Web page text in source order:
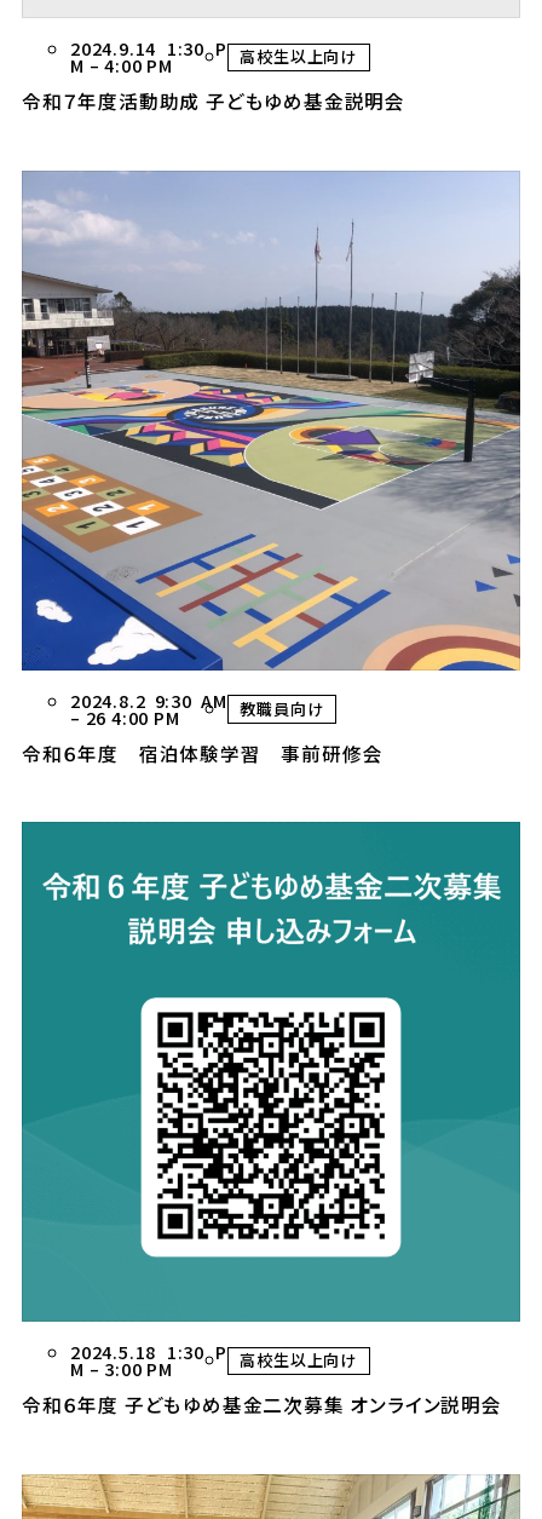
2024.9.14 1:30 P
M –4:00 PM 高校生以上向け
令和７年度活動助成 子どもゆめ基金説明会
2024.8.2 9:30 AM
– 26 4:00 PM 教職員向け
令和６年度 宿泊体験学習 事前研修会
2024.5.18 1:30 P
M – 3:00 PM 高校生以上向け
令和６年度 子どもゆめ基金二次募集 オンライン説明会